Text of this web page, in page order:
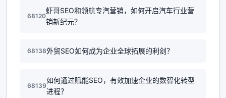
68120
虾哥SEO和领航专汽营销，如何开启汽车行业营
销新纪元？
68138外贸SEO如何成为企业全球拓展的利剑？
68139
如何通过赋能SEO，有效加速企业的数智化转型
进程？